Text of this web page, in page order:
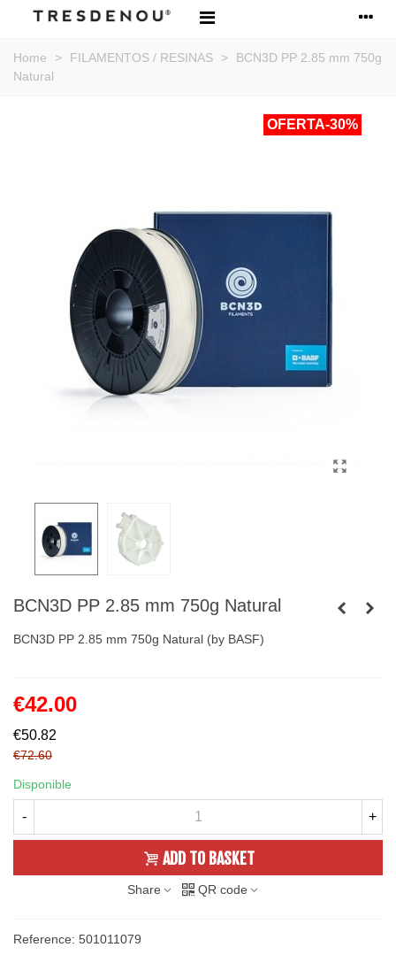
Home > FILAMENTOS / RESINAS >
BCN3D PP 2.85 mm 750g
Natural
OFERTA-30%
BCN3D PP 2.85 mm 750g Natural
BCN3D PP 2.85 mm 750g Natural (by BASF)
€42.00
€50.82
€72.60
Disponible
- +
ADD TO BASKET
Share QR code
Reference: 501011079